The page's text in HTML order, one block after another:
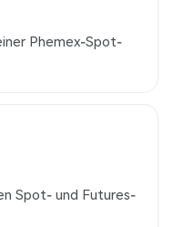
Phemex-Spot-
Spot- und Futures-